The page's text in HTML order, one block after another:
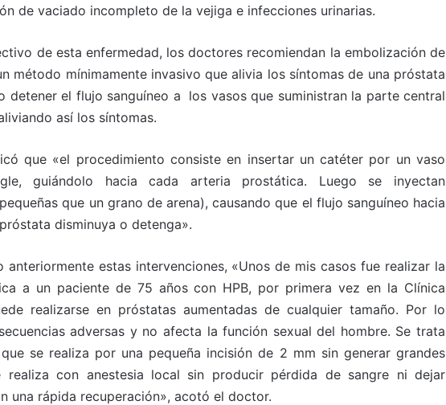
de vaciado incompleto de la vejiga e infecciones urinarias.
de esta enfermedad, los doctores recomiendan la embolización de
método mínimamente invasivo que alivia los síntomas de una próstata
detener el flujo sanguíneo a los vasos que suministran la parte central
así los síntomas.
que «el procedimiento consiste en insertar un catéter por un vaso
guiándolo hacia cada arteria prostática. Luego se inyectan
que un grano de arena), causando que el flujo sanguíneo hacia
disminuya o detenga».
anteriormente estas intervenciones, «Unos de mis casos fue realizar la
a un paciente de 75 años con HPB, por primera vez en la Clínica
realizarse en próstatas aumentadas de cualquier tamaño. Por lo
adversas y no afecta la función sexual del hombre. Se trata
se realiza por una pequeña incisión de 2 mm sin generar grandes
realiza con anestesia local sin producir pérdida de sangre ni dejar
una rápida recuperación», acotó el doctor.